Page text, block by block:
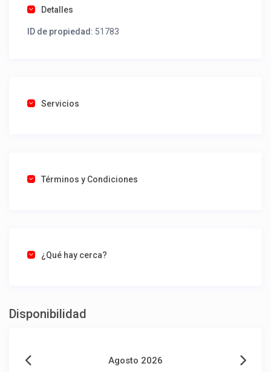
Detalles
ID de propiedad: 51783
Servicios
Términos y Condiciones
¿Qué hay cerca?
Disponibilidad
Agosto 2026